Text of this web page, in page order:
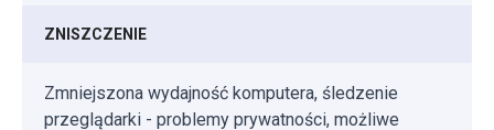
ZNISZCZENIE
Zmniejszona wydajność komputera, śledzenie
przeglądarki - problemy prywatności, możliwe